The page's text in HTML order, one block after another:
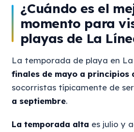
¿Cuándo es el
momento para
playas de La
La temporada de playa en
finales de mayo a principios
socorristas típicamente de
a septiembre.
La temporada alta es julio y